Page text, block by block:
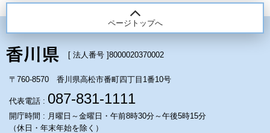
ページトップへ
[ 法人番号 ]8000020370002
〒760-8570 香川県高松市番町四丁目1番10号
代表電話 : 087-831-1111
開庁時間 : 月曜日～金曜日・午前8時30分～午後5時15分
（休日・年末年始を除く）